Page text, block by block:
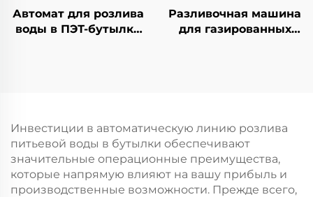
Автомат для розлива
воды в ПЭТ-бутылки
Разливочная машина
для газированных
Инвестиции в автоматическую линию розлива
питьевой воды в бутылки обеспечивают
значительные операционные преимущества,
которые напрямую влияют на вашу прибыль и
производственные возможности. Прежде всего,